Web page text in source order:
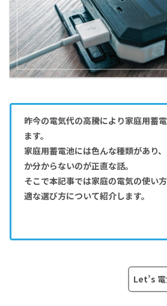
昨今の電気代の高騰により家庭用蓄
ます。
家庭用蓄電池には色んな種類があり
か分からないのが正直な話。
そこで本記事では家庭の電気の使い
適な選び方について紹介します。
Let’s 電